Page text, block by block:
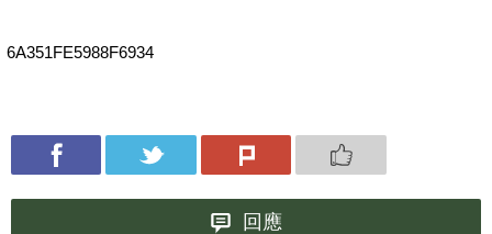
6A351FE5988F6934
回應